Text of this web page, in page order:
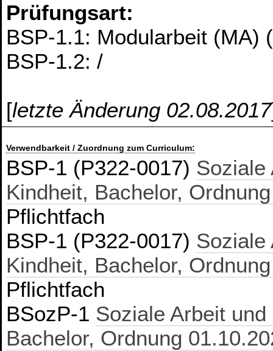
Prüfungsart:
BSP-1.1: Modularbeit (MA)
BSP-1.2: /
[letzte Änderung 02.08.2017
Verwendbarkeit / Zuordnung zum Curriculum:
BSP-1 (P322-0017) Soziale
Kindheit, Bachelor,
Pflichtfach
BSP-1 (P322-0017) Soziale
Kindheit, Bachelor,
Pflichtfach
BSozP-1 Soziale Arbeit
Bachelor, Ordnung